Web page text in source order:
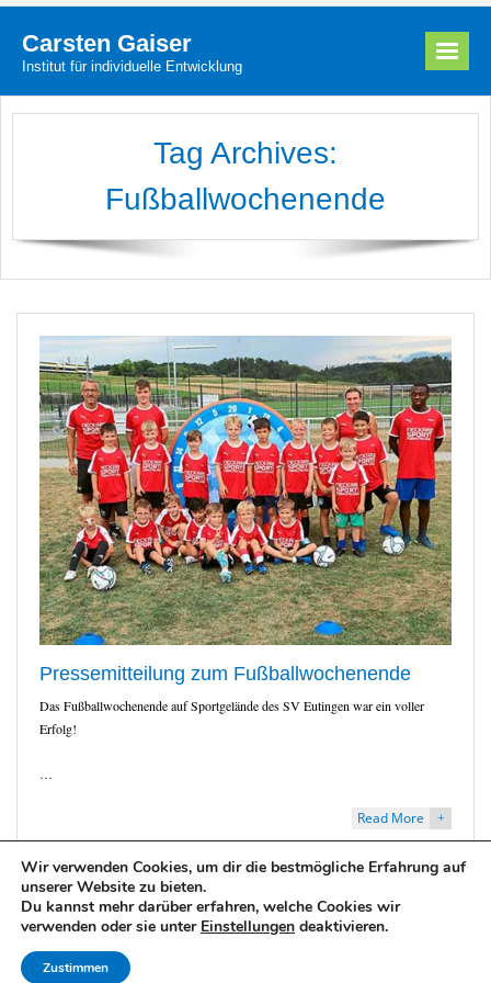
Carsten Gaiser
Institut für individuelle Entwicklung
Carsten Gaiser
Partner
Tag Archives:
Fußballwochenende
Pressemitteilung zum Fußballwochenende
Das Fußballwochenende auf Sportgelände des SV Eutingen war ein voller
Erfolg!
…
Read More +
August 27, 2020
2025 © Carsten Gaiser
Wir verwenden Cookies, um dir die bestmögliche Erfahrung auf
unserer Website zu bieten.
Du kannst mehr darüber erfahren, welche Cookies wir
verwenden oder sie unter Einstellungen deaktivieren.
Zustimmen